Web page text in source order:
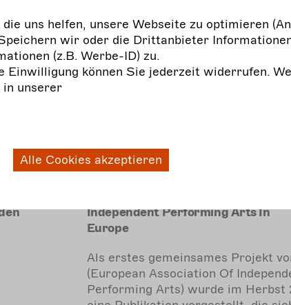
Künstlerinnen und Künstlern
Leitfaden zur Förderung der freien
darstellenden Künste", erschienen
Handbuch Kulturmanagement,
2018. Nähere Informationen finden
mehrerfahren
Independent Performing Arts In
Europe
Als erstes gemeinsames Projekt
(European Association Of
Performing Arts) wurde im Herbst
uns helfen, unsere Webseite zu optimieren
wir oder die Drittanbieter
(z.B. Werbe-ID) zu.
können Sie jederzeit widerrufen.
unserer
Alle Cookies akzeptieren